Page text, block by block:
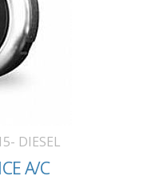
DIESEL
A/C